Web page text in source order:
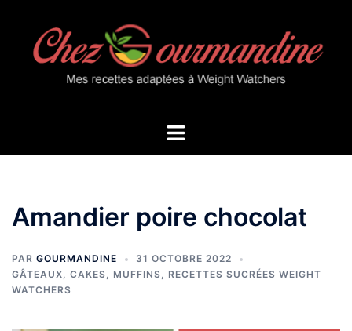
contenu
Ouvrir/fermer
Amandier poire chocolat
PAR GOURMANDINE
31 OCTOBRE 2022
GÂTEAUX, CAKES, MUFFINS, RECETTES SUCRÉES WEIGHT
WATCHERS